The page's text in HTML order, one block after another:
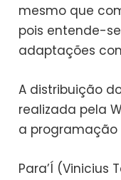
mesmo que
pois entende-
adaptações
A distribuição
realizada pela
a
Para’Í (Vinicius